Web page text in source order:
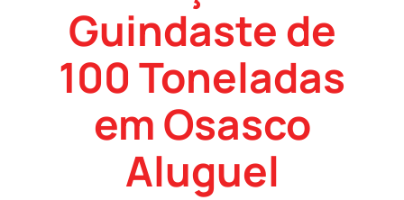
Guindaste de
100 Toneladas
em Osasco
Aluguel